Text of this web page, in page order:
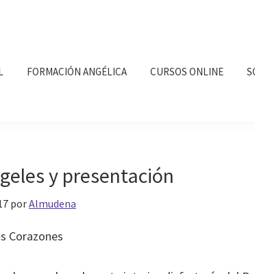
FORMACIÓN ANGÉLICA CURSOS ONLINE
y presentación
porAlmudena
Corazones